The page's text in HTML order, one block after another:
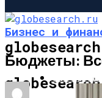
Бизнес и
Бюджеты: